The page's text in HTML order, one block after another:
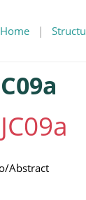
Home |
Abstract